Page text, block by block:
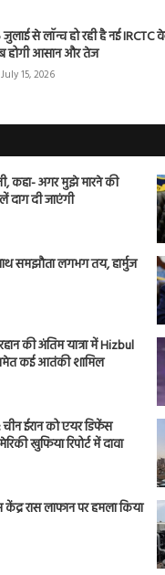
जुलाई से लॉन्च हो रही है नई
होगी आसान और तेज
July 15, 2026
कहा- अगर मुझे मारने की
दाग दी जाएंगी
समझौता लगभग तय, हार्मुज
की अंतिम यात्रा में Hizbul
कई आतंकी शामिल
ईरान को एयर डिफेंस
खुफिया रिपोर्ट में दावा
रास लाफान पर हमला किया